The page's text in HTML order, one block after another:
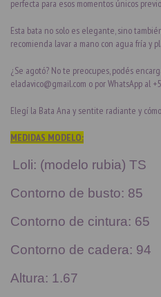
perfecta para esos momentos únicos
Esta bata no solo es elegante, sino
recomienda lavar a mano con agua fría y
¿Se agotó? No te preocupes, podés
eladavico@gmail.com o por WhatsApp al
Elegí la Bata Ana y sentite radiante y
MEDIDAS MODELO:
Loli: (modelo rubia) TS
Contorno de busto: 85
Contorno de cintura: 65
Contorno de cadera: 94
Altura: 1.67